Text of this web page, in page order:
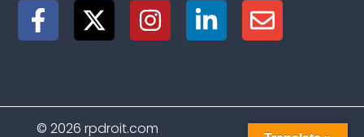
© 2026 rpdroit.com